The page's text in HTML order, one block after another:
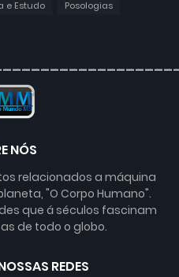
e Estudo
Posologias
NÓS
relacionados a máquina
"O Corpo Humano".
que á séculos fascinam
de todo o globo.
REDES